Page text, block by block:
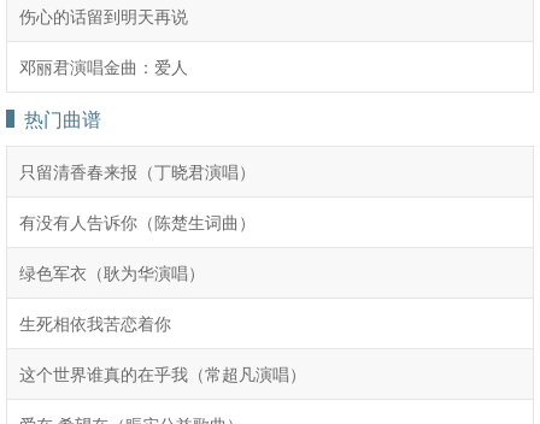
伤心的话留到明天再说
邓丽君演唱金曲：爱人
热门曲谱
只留清香春来报（丁晓君演唱）
有没有人告诉你（陈楚生词曲）
绿色军衣（耿为华演唱）
生死相依我苦恋着你
这个世界谁真的在乎我（常超凡演唱）